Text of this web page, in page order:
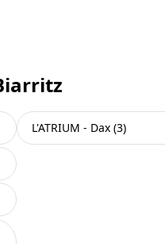
L'ATRIUM - Dax (3)